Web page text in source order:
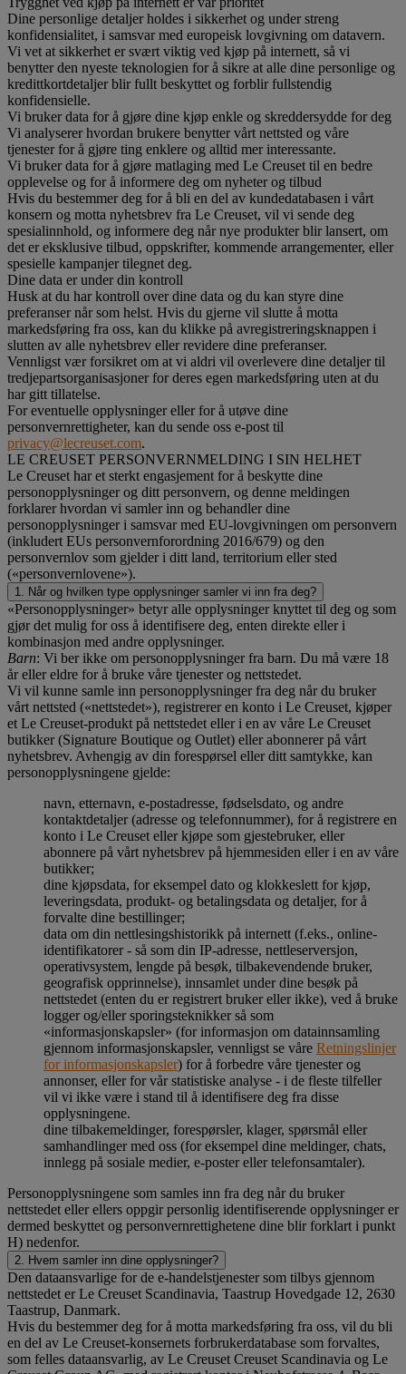
Dine personlige detaljer holdes i sikkerhet og under streng
konfidensialitet, i samsvar med europeisk lovgivning om datavern.
Vi vet at sikkerhet er svært viktig ved kjøp på internett, så vi
benytter den nyeste teknologien for å sikre at alle dine personlige og
kredittkortdetaljer blir fullt beskyttet og forblir fullstendig
konfidensielle.
Vi bruker data for å gjøre dine kjøp enkle og skreddersydde for deg
Vi analyserer hvordan brukere benytter vårt nettsted og våre
tjenester for å gjøre ting enklere og alltid mer interessante.
Vi bruker data for å gjøre matlaging med Le Creuset til en bedre
opplevelse og for å informere deg om nyheter og tilbud
Hvis du bestemmer deg for å bli en del av kundedatabasen i vårt
konsern og motta nyhetsbrev fra Le Creuset, vil vi sende deg
spesialinnhold, og informere deg når nye produkter blir lansert, om
det er eksklusive tilbud, oppskrifter, kommende arrangementer, eller
spesielle kampanjer tilegnet deg.
Dine data er under din kontroll
Husk at du har kontroll over dine data og du kan styre dine
preferanser når som helst. Hvis du gjerne vil slutte å motta
markedsføring fra oss, kan du klikke på avregistreringsknappen i
slutten av alle nyhetsbrev eller revidere dine preferanser.
Vennligst vær forsikret om at vi aldri vil overlevere dine detaljer til
tredjepartsorganisasjoner for deres egen markedsføring uten at du
har gitt tillatelse.
For eventuelle opplysninger eller for å utøve dine
personvernrettigheter, kan du sende oss e-post til
privacy@lecreuset.com.
LE CREUSET PERSONVERNMELDING I SIN HELHET
Le Creuset har et sterkt engasjement for å beskytte dine
personopplysninger og ditt personvern, og denne meldingen
forklarer hvordan vi samler inn og behandler dine
personopplysninger i samsvar med EU-lovgivningen om personvern
(inkludert EUs personvernforordning 2016/679) og den
personvernlov som gjelder i ditt land, territorium eller sted
(«personvernlovene»).
1. Når og hvilken type opplysninger samler vi inn fra deg?
«Personopplysninger» betyr alle opplysninger knyttet til deg og som
gjør det mulig for oss å identifisere deg, enten direkte eller i
kombinasjon med andre opplysninger.
Barn: Vi ber ikke om personopplysninger fra barn. Du må være 18
år eller eldre for å bruke våre tjenester og nettstedet.
Vi vil kunne samle inn personopplysninger fra deg når du bruker
vårt nettsted («nettstedet»), registrerer en konto i Le Creuset, kjøper
et Le Creuset-produkt på nettstedet eller i en av våre Le Creuset
butikker (Signature Boutique og Outlet) eller abonnerer på vårt
nyhetsbrev. Avhengig av din forespørsel eller ditt samtykke, kan
personopplysningene gjelde:
navn, etternavn, e-postadresse, fødselsdato, og andre
kontaktdetaljer (adresse og telefonnummer), for å registrere en
konto i Le Creuset eller kjøpe som gjestebruker, eller
abonnere på vårt nyhetsbrev på hjemmesiden eller i en av våre
butikker;
dine kjøpsdata, for eksempel dato og klokkeslett for kjøp,
leveringsdata, produkt- og betalingsdata og detaljer, for å
forvalte dine bestillinger;
data om din nettlesingshistorikk på internett (f.eks., online-
identifikatorer - så som din IP-adresse, nettleserversjon,
operativsystem, lengde på besøk, tilbakevendende bruker,
geografisk opprinnelse), innsamlet under dine besøk på
nettstedet (enten du er registrert bruker eller ikke), ved å bruke
logger og/eller sporingsteknikker så som
«informasjonskapsler» (for informasjon om datainnsamling
gjennom informasjonskapsler, vennligst se våre Retningslinjer
for informasjonskapsler) for å forbedre våre tjenester og
annonser, eller for vår statistiske analyse - i de fleste tilfeller
vil vi ikke være i stand til å identifisere deg fra disse
opplysningene.
dine tilbakemeldinger, forespørsler, klager, spørsmål eller
samhandlinger med oss (for eksempel dine meldinger, chats,
innlegg på sosiale medier, e-poster eller telefonsamtaler).
Personopplysningene som samles inn fra deg når du bruker
nettstedet eller ellers oppgir personlig identifiserende opplysninger er
dermed beskyttet og personvernrettighetene dine blir forklart i punkt
H) nedenfor.
2. Hvem samler inn dine opplysninger?
Den dataansvarlige for de e-handelstjenester som tilbys gjennom
nettstedet er Le Creuset Scandinavia, Taastrup Hovedgade 12, 2630
Taastrup, Danmark.
Hvis du bestemmer deg for å motta markedsføring fra oss, vil du bli
en del av Le Creuset-konsernets forbrukerdatabase som forvaltes,
som felles dataansvarlig, av Le Creuset Creuset Scandinavia og Le